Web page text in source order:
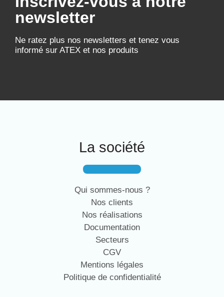
newsletter
Ne ratez plus nos newsletters et tenez vous
informé sur ATEX et nos produits
La société
Qui sommes-nous ?
Nos clients
Nos réalisations
Documentation
Secteurs
CGV
Mentions légales
Politique de confidentialité